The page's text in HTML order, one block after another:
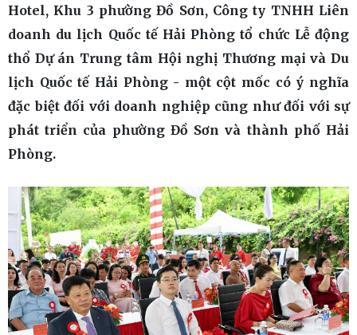
Hotel, Khu 3 phường Đồ Sơn, Công ty TNHH Liên
doanh du lịch Quốc tế Hải Phòng tổ chức Lễ động
thổ Dự án Trung tâm Hội nghị Thương mại và Du
lịch Quốc tế Hải Phòng - một cột mốc có ý nghĩa
đặc biệt đối với doanh nghiệp cũng như đối với sự
phát triển của phường Đồ Sơn và thành phố Hải
Phòng.